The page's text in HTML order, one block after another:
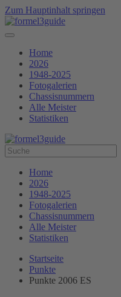
Zum Hauptinhalt springen
Home
2026
1948-2025
Fotogalerien
Chassisnummern
Alle Meister
Statistiken
Home
2026
1948-2025
Fotogalerien
Chassisnummern
Alle Meister
Statistiken
Startseite
Punkte
Punkte 2006 ES